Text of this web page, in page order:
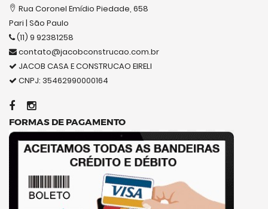
Rua Coronel Emídio Piedade, 658
Pari | São Paulo
(11) 9 92381258
contato@jacobconstrucao.com.br
JACOB CASA E CONSTRUCAO EIRELI
CNPJ: 35462990000164
FORMAS DE PAGAMENTO